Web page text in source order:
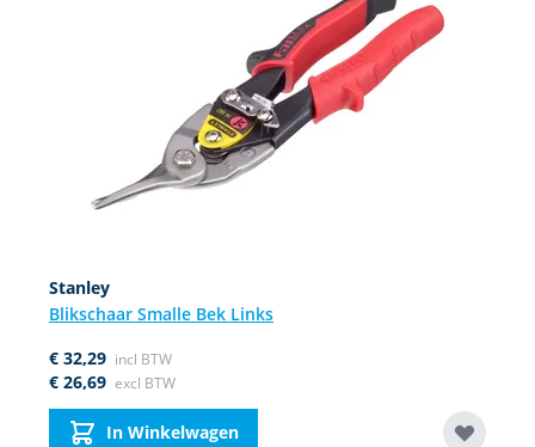
Stanley
Blikschaar Smalle Bek Links
€ 32,29
€ 26,69
In Winkelwagen